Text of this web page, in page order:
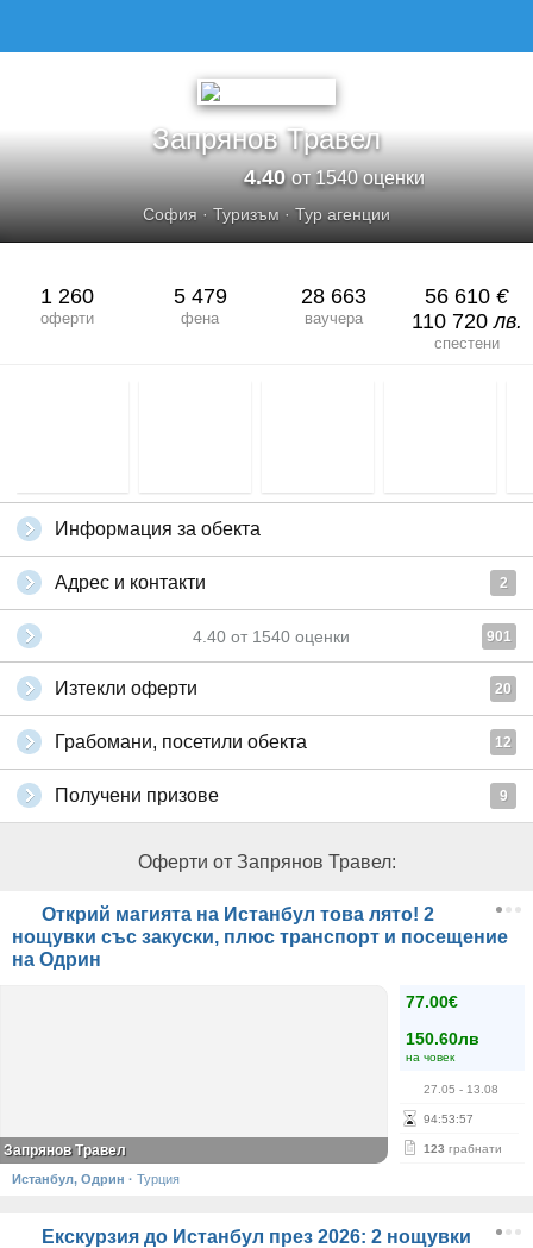
Запрянов Травел
4.40от 1540 оценки
София · Туризъм · Тур агенции
1 260
оферти
5 479
фена
28 663
ваучера
56 610 €
110 720лв.
спестени
Информация за обекта
Адрес и контакти 2
4.40 от 1540 оценки 901
Изтекли оферти 20
Грабомани, посетили обекта 12
Получени призове 9
Оферти от Запрянов Травел:
Открий магията на Истанбул това лято! 2
нощувки със закуски, плюс транспорт и посещение
на Одрин
77.00€
150.60лв
на човек
27.05 - 13.08
94:53:57
123 грабнати
Запрянов Травел
Истанбул, Одрин · Турция
Екскурзия до Истанбул през 2026: 2 нощувки